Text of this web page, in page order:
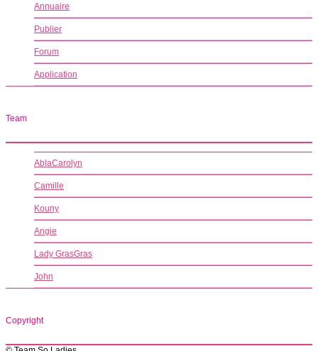
Annuaire
Publier
Forum
Application
Team
AblaCarolyn
Camille
Kouny
Angie
Lady GrasGras
John
Copyright